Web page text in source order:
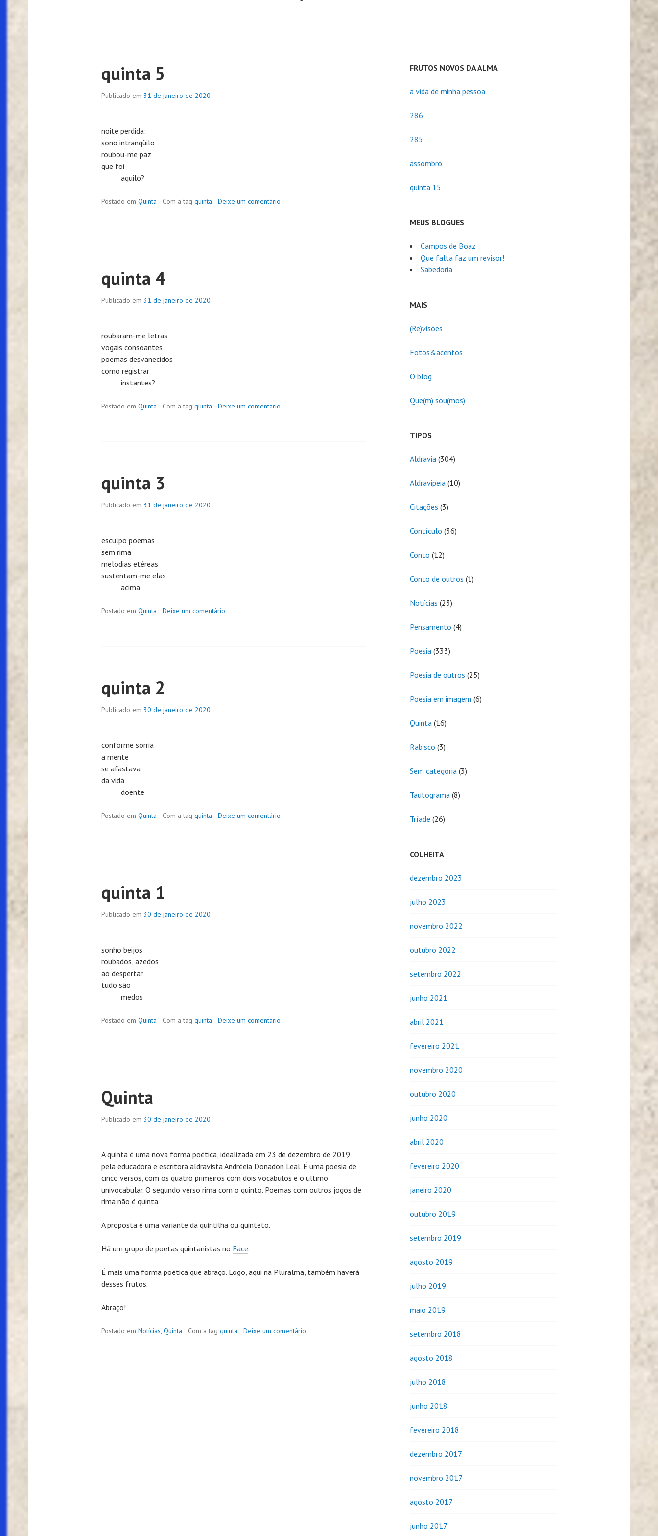
quinta 5
Publicado em 31 de janeiro de 2020
noite perdida:
sono intranqüilo
roubou-me paz
que foi
aquilo?
Postado em Quinta Com a tag quinta Deixe um comentário
quinta 4
Publicado em 31 de janeiro de 2020
roubaram-me letras
vogais consoantes
poemas desvanecidos ―
como registrar
instantes?
Postado em Quinta Com a tag quinta Deixe um comentário
quinta 3
Publicado em 31 de janeiro de 2020
esculpo poemas
sem rima
melodias etéreas
sustentam-me elas
acima
Postado em Quinta Deixe um comentário
quinta 2
Publicado em 30 de janeiro de 2020
conforme sorria
a mente
se afastava
da vida
doente
Postado em Quinta Com a tag quinta Deixe um comentário
quinta 1
Publicado em 30 de janeiro de 2020
sonho beijos
roubados, azedos
ao despertar
tudo são
medos
Postado em Quinta Com a tag quinta Deixe um comentário
Quinta
Publicado em 30 de janeiro de 2020
A quinta é uma nova forma poética, idealizada em 23 de dezembro de 2019
pela educadora e escritora aldravista Andréeia Donadon Leal. É uma poesia de
cinco versos, com os quatro primeiros com dois vocábulos e o último
univocabular. O segundo verso rima com o quinto. Poemas com outros jogos de
rima não é quinta.
A proposta é uma variante da quintilha ou quinteto.
Há um grupo de poetas quintanistas no Face.
É mais uma forma poética que abraço. Logo, aqui na Pluralma, também haverá
desses frutos.
Abraço!
Postado em Notícias, Quinta Com a tag quinta Deixe um comentário
FRUTOS NOVOS DA ALMA
a vida de minha pessoa
286
285
assombro
quinta 15
MEUS BLOGUES
Campos de Boaz
Que falta faz um revisor!
Sabedoria
MAIS
(Re)visões
Fotos&acentos
O blog
Que(m) sou(mos)
TIPOS
Aldravia (304)
Aldravipeia (10)
Citações (3)
Contículo (36)
Conto (12)
Conto de outros (1)
Notícias (23)
Pensamento (4)
Poesia (333)
Poesia de outros (25)
Poesia em imagem (6)
Quinta (16)
Rabisco (3)
Sem categoria (3)
Tautograma (8)
Tríade (26)
COLHEITA
dezembro 2023
julho 2023
novembro 2022
outubro 2022
setembro 2022
junho 2021
abril 2021
fevereiro 2021
novembro 2020
outubro 2020
junho 2020
abril 2020
fevereiro 2020
janeiro 2020
outubro 2019
setembro 2019
agosto 2019
julho 2019
maio 2019
setembro 2018
agosto 2018
julho 2018
junho 2018
fevereiro 2018
dezembro 2017
novembro 2017
agosto 2017
junho 2017